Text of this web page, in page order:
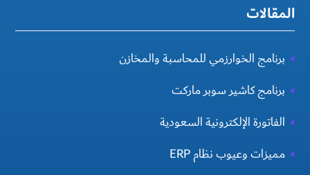
المقالات
برنامج الخوارزمي للمحاسبة والمخازن
برنامج كاشير سوبر ماركت
الفاتورة الإلكترونية السعودية
مميزات وعيوب نظام ERP